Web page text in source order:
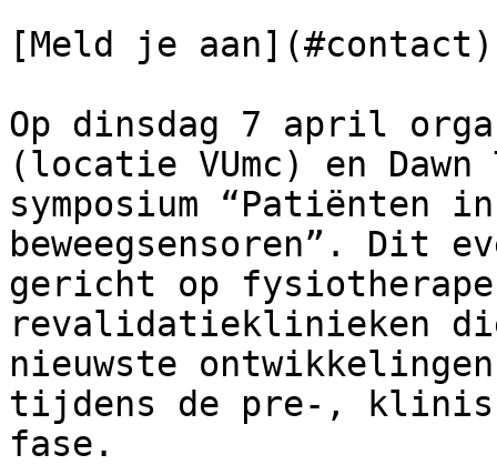
[Meld je
Op dinsdag 7 april
(locatie VUmc) en
symposium “Patiënten
beweegsensoren”. Dit
gericht op
revalidatieklinieken
nieuwste
tijdens de pre-,
fase.